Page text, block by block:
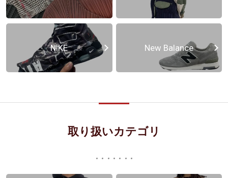
NIKE New Balance
取り扱いカテゴリ